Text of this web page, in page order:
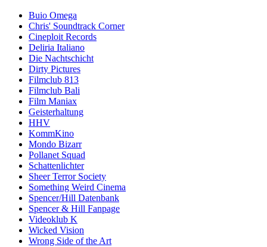
Buio Omega
Chris' Soundtrack Corner
Cineploit Records
Deliria Italiano
Die Nachtschicht
Dirty Pictures
Filmclub 813
Filmclub Bali
Film Maniax
Geisterhaltung
HHV
KommKino
Mondo Bizarr
Pollanet Squad
Schattenlichter
Sheer Terror Society
Something Weird Cinema
Spencer/Hill Datenbank
Spencer & Hill Fanpage
Videoklub K
Wicked Vision
Wrong Side of the Art